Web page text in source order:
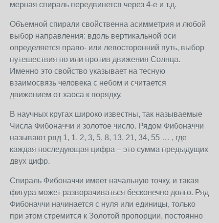
мерная спираль передвинется через 4-е и т.д.
Объемной спирали свойственна асимметрия и любой
выбор направления: вдоль вертикальной оси
определяется право- или левосторонний путь, выбор
путешествия по или против движения Солнца.
Именно это свойство указывает на тесную
взаимосвязь человека с небом и считается
движением от хаоса к порядку.
В научных кругах широко известны, так называемые
Числа Фибоначчи и золотое число. Рядом Фибоначчи
называют ряд 1, 1, 2, 3, 5, 8, 13, 21, 34, 55 … , где
каждая последующая цифра – это сумма предыдущих
двух цифр.
Спираль Фибоначчи имеет начальную точку, и такая
фигура может разворачиваться бесконечно долго. Ряд
Фибоначчи начинается с нуля или единицы, только
при этом стремится к Золотой пропорции, постоянно